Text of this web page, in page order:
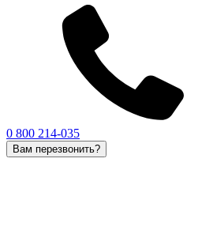
0 800 214-035
Вам перезвонить?